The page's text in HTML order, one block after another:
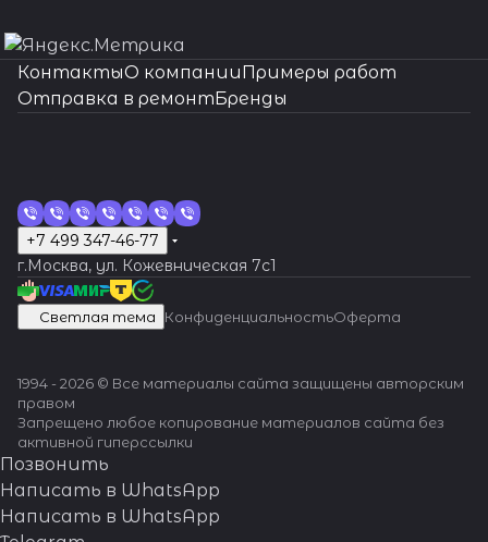
наиболее
сложных
ситуациях.
мастерам!
КонтактыО компанииПримеры работ
Отправка в ремонтБренды
+7 499 347-46-77
г.Москва, ул. Кожевническая 7c1
Светлая тема КонфиденциальностьОферта
1994 - 2026 © Все материалы сайта защищены авторским
правом
Запрещено любое копирование материалов сайта без
активной гиперссылки
Позвонить
Написать в WhatsApp
Написать в WhatsApp